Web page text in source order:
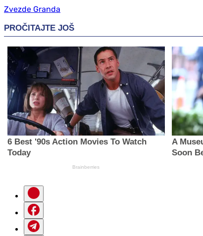
Zvezde Granda